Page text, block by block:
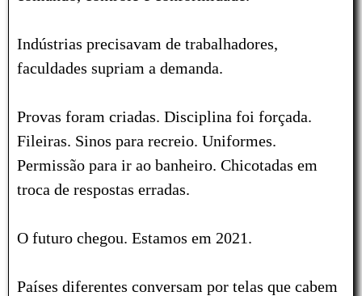
Indústrias precisavam de trabalhadores,
faculdades supriam a demanda.
Provas foram criadas. Disciplina foi forçada.
Fileiras. Sinos para recreio. Uniformes.
Permissão para ir ao banheiro. Chicotadas em
troca de respostas erradas.
O futuro chegou. Estamos em 2021.
Países diferentes conversam por telas que cabem